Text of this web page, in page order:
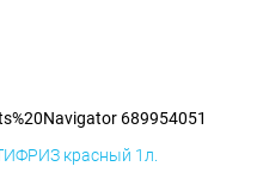
689954051
красный 1л.